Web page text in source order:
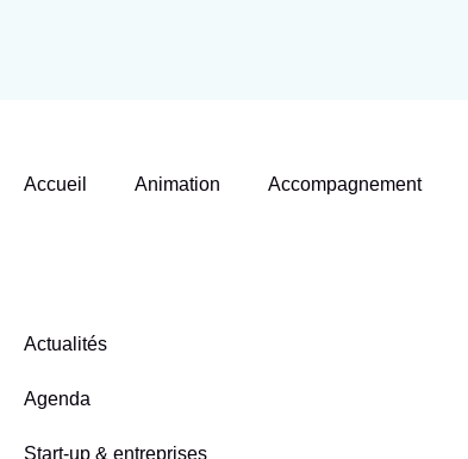
Accueil Animation Accompagnement
Actualités
Agenda
Start-up & entreprises